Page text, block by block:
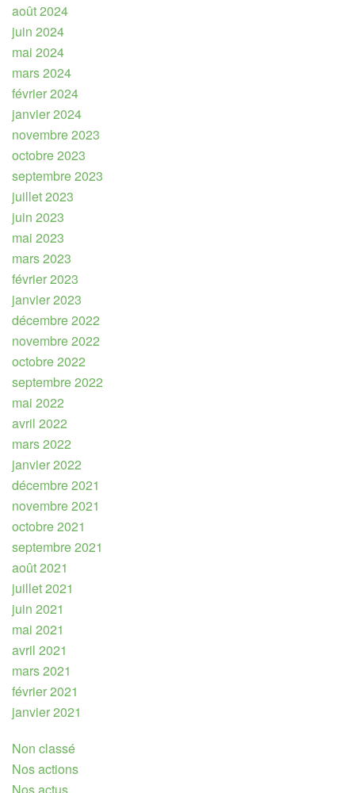
août 2024
juin 2024
mai 2024
mars 2024
février 2024
janvier 2024
novembre 2023
octobre 2023
septembre 2023
juillet 2023
juin 2023
mai 2023
mars 2023
février 2023
janvier 2023
décembre 2022
novembre 2022
octobre 2022
septembre 2022
mai 2022
avril 2022
mars 2022
janvier 2022
décembre 2021
novembre 2021
octobre 2021
septembre 2021
août 2021
juillet 2021
juin 2021
mai 2021
avril 2021
mars 2021
février 2021
janvier 2021
Non classé
Nos actions
Nos actus